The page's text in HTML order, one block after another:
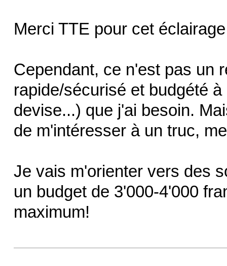
Merci TTE pour cet
Cependant, ce n'est pas un
rapide/sécurisé et budgété
devise...) que j'ai besoin.
de m'intéresser à un truc,
Je vais m'orienter vers des
un budget de 3'000-4'000
maximum!